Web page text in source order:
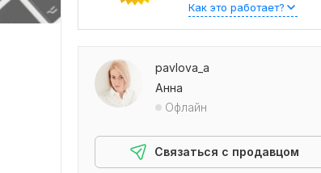
Как это работает?
pavlova_a
Анна
Офлайн
Связаться с продавцом